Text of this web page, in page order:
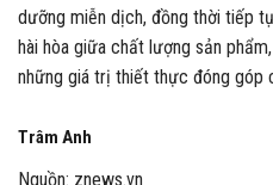
dưỡng miễn dịch, đồng thời tiếp
hài hòa giữa chất lượng sản
những giá trị thiết thực đóng góp
Trâm Anh
Nguồn: znews.vn